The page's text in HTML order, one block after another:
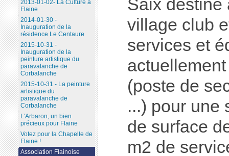
Saix destiné
village club
services et
(poste de
...) pour une
de surface
m2 de
2013-01-02- La Culture à
Flaine
2014-01-30 -
Inauguration de la
résidence Le Centaure
2015-10-31 -
Inauguration de la
peinture artistique du
paravalanche de
Corbalanche
2015-10-31 - La peinture
artistique du
paravalanche de
Corbalanche
L’Arbaron, un bien
précieux pour Flaine
Votez pour la Chapelle de
Flaine !
Association Flainoise